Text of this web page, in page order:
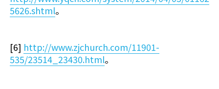
5626.shtml。
[6] http://www.zjchurch.com/11901-
535/23514_23430.html。